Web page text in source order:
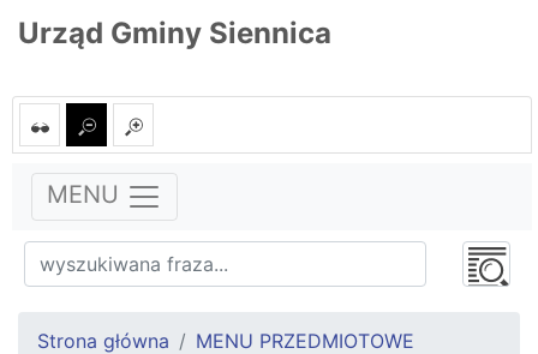
Urząd Gminy Siennica
MENU
Strona główna
MENU PRZEDMIOTOWE